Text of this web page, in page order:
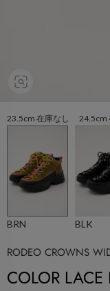
23.5cm 在庫なし 24.5cm
BRN BLK
RODEO CROWNS
COLOR LACE